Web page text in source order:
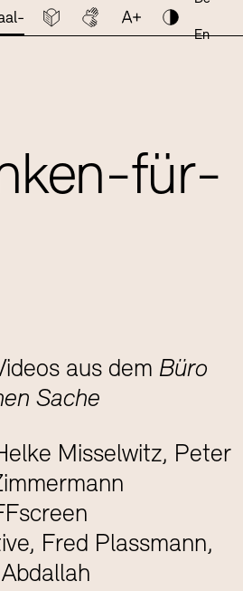
Videos Leichte Sprache
DeutscheSchriftgröße
En
für-
aus dem Büro
Sache
Misselwitz, Peter
Fred Plassmann,